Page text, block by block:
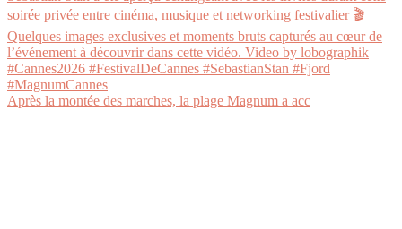
Après la montée des marches, la plage Magnum a acc